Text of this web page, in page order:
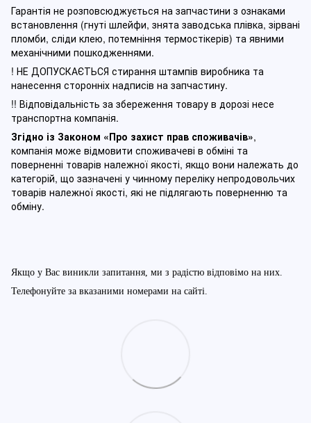
Гарантія не розповсюджується на запчастини з ознаками
встановлення (гнуті шлейфи, знята заводська плівка, зірвані
пломби, сліди клею, потемніння термостікерів) та явними
механічними пошкодженнями.
! НЕ ДОПУСКАЄТЬСЯ стирання штампів виробника та
нанесення сторонніх надписів на запчастину.
!! Відповідальність за збереження товару в дорозі несе
транспортна компанія.
Згідно із Законом «Про захист прав споживачів»,
компанія може відмовити споживачеві в обміні та
поверненні товарів належної якості, якщо вони належать до
категорій, що зазначені у чинному переліку непродовольчих
товарів належної якості, які не підлягають поверненню та
обміну.
Якщо у Вас виникли запитання, ми з радістю відповімо на них.
Телефонуйте за вказаними номерами на сайті.